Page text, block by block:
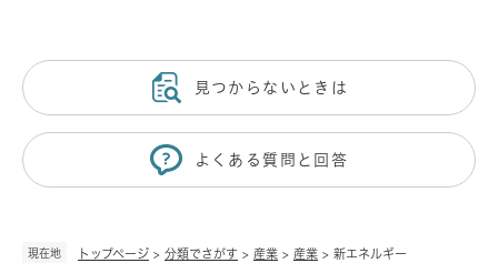
現在地 トップページ > 分類でさがす > 産業 > 産業 > 新エネルギー
見つからないときは
よくある質問と回答